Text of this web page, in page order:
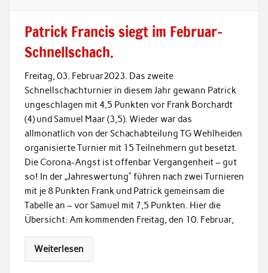
Patrick Francis siegt im Februar-
Schnellschach.
Freitag, 03. Februar2023. Das zweite
Schnellschachturnier in diesem Jahr gewann Patrick
ungeschlagen mit 4,5 Punkten vor Frank Borchardt
(4) und Samuel Maar (3,5). Wieder war das
allmonatlich von der Schachabteilung TG Wehlheiden
organisierte Turnier mit 15 Teilnehmern gut besetzt.
Die Corona-Angst ist offenbar Vergangenheit – gut
so! In der „Jahreswertung“ führen nach zwei Turnieren
mit je 8 Punkten Frank und Patrick gemeinsam die
Tabelle an – vor Samuel mit 7,5 Punkten. Hier die
Übersicht: Am kommenden Freitag, den 10. Februar,
Weiterlesen